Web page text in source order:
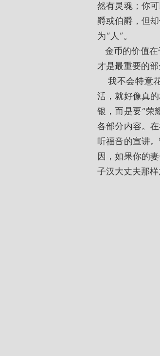
然有灵魂；你
爵或伯爵，但
为“人”。
才是最重要的部
    我不会特意花时间证明人有灵魂，但我却恳求所有人都要相信此点，且依此而
活，就好像真
银，而是要“荣
各部分内容。
听福音的宣讲
因，如果你的
子汉大丈夫那